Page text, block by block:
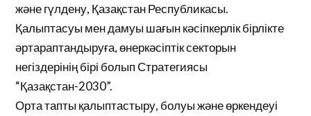
және гүлдену, Қазақстан Республикасы.
Қалыптасуы мен дамуы шағын кәсіпкерлік бірлікте
әртараптандыруға, өнеркәсіптік секторын
негіздерінің бірі болып Стратегиясы
“Қазақстан-2030”.
Орта тапты қалыптастыру, болуы және өркендеуі